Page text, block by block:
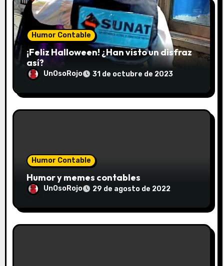
Humor Contable
¡Feliz Halloween! ¿Han visto un disfraz
así?
UnOsoRojo 31 de octubre de 2023
Humor Contable
Humor y memes contables
UnOsoRojo 29 de agosto de 2022